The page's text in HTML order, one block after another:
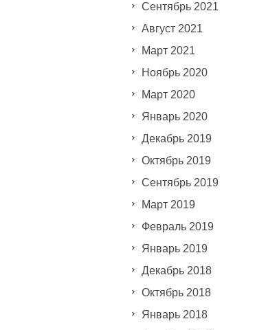
Сентябрь 2021
Август 2021
Март 2021
Ноябрь 2020
Март 2020
Январь 2020
Декабрь 2019
Октябрь 2019
Сентябрь 2019
Март 2019
Февраль 2019
Январь 2019
Декабрь 2018
Октябрь 2018
Январь 2018